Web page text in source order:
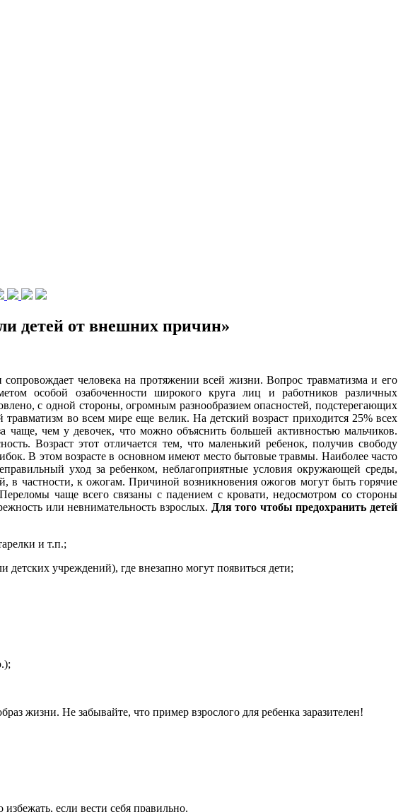
детей от внешних причин»
человека на протяжении всей жизни. Вопрос травматизма и его
особой озабоченности широкого круга лиц и работников различных
с одной стороны, огромным разнообразием опасностей, подстерегающих
во всем мире еще велик. На детский возраст приходится 25% всех
чаще, чем у девочек, что можно объяснить большей активностью мальчиков.
Возраст этот отличается тем, что маленький ребенок, получив свободу
В этом возрасте в основном имеют место бытовые травмы. Наиболее часто
уход за ребенком, неблагоприятные условия окружающей среды,
в частности, к ожогам. Причиной возникновения ожогов могут быть горячие
чаще всего связаны с падением с кровати, недосмотром со стороны
или невнимательность взрослых. Для того чтобы предохранить детей
и т.п.;
учреждений), где внезапно могут появиться дети;
жизни. Не забывайте, что пример взрослого для ребенка заразителен!
если вести себя правильно.